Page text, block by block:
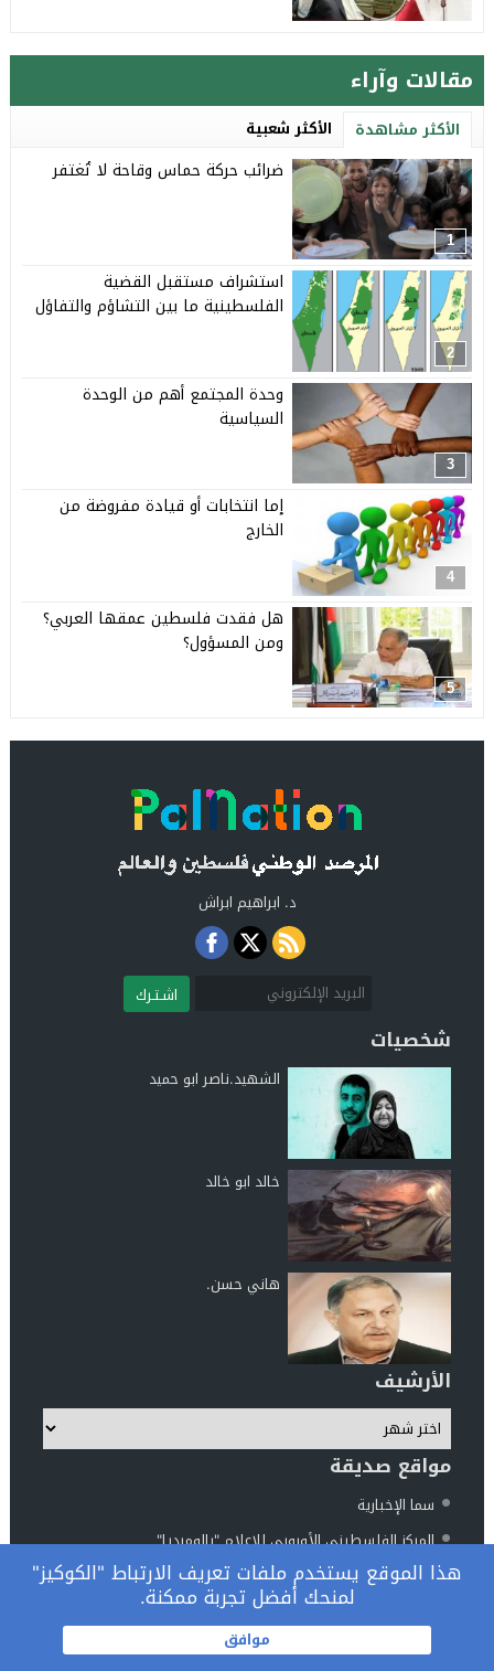
مقالات وآراء
الأكثر مشاهدة الأكثر شعبية
1
ضرائب حركة حماس وقاحة لا تُغتفر
2
استشراف مستقبل القضية
الفلسطينية ما بين التشاؤم والتفاؤل
3
وحدة المجتمع أهم من الوحدة
السياسية
4
إما انتخابات أو قيادة مفروضة من
الخارج
5
هل فقدت فلسطين عمقها العربي؟
ومن المسؤول؟
د. ابراهيم ابراش
اشـتـرك
شخصيات
الشهيد.ناصر ابو حميد
خالد ابو خالد
هاني حسن.
الأرشيف
مواقع صديقة
سما الإخبارية
المركز الفلسطيني الأوروبي للإعلام "بالوميديا"
مركز الناطور للدراسات والأبحاث
المرصد الوطني فلسطين والعالم© 2026 جميع الحقوق محفوظة.
هذا الموقع يستخدم ملفات تعريف الارتباط "الكوكيز"
لمنحك أفضل تجربة ممكنة.
موافق